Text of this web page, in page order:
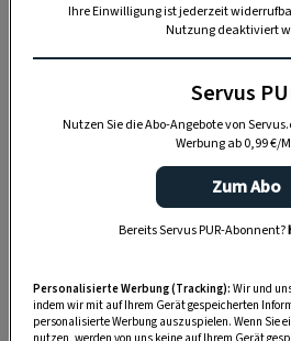
HIER MEHR
Akzeptiere bitte die Drittanbieter-
COOKIE-
Ihre Einwilligung ist jederzeit
Nutzung deaktiviert
Servus
Nutzen Sie die Abo-Angebote von
Werbung ab 0,99 €/
Zum Abo
Bereits Servus PUR-Abonnent?
Personalisierte Werbung (Tracking): Wir und
indem wir mit auf Ihrem Gerät gespeicherten
personalisierte Werbung auszuspielen. Wenn Sie